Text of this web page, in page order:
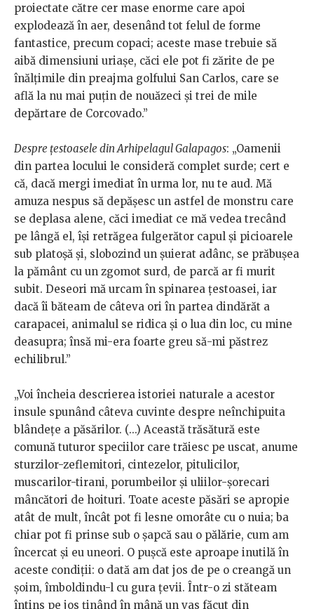
proiectate către cer mase enorme care apoi
explodează în aer, desenând tot felul de forme
fantastice, precum copaci; aceste mase trebuie să
aibă dimensiuni uriaşe, căci ele pot fi zărite de pe
înălțimile din preajma golfului San Carlos, care se
află la nu mai puțin de nouăzeci și trei de mile
depărtare de Corcovado.”
Despre țestoasele din Arhipelagul Galapagos: „Oamenii
din partea locului le consideră complet surde; cert e
că, dacă mergi imediat în urma lor, nu te aud. Mă
amuza nespus să depăşesc un astfel de monstru care
se deplasa alene, căci imediat ce mă vedea trecând
pe lângă el, îşi retrăgea fulgerător capul și picioarele
sub platoşă şi, slobozind un şuierat adânc, se prăbușea
la pământ cu un zgomot surd, de parcă ar fi murit
subit. Deseori mă urcam în spinarea ţestoasei, iar
dacă îi băteam de câteva ori în partea dindărăt a
carapacei, animalul se ridica și o lua din loc, cu mine
deasupra; însă mi-era foarte greu să-mi păstrez
echilibrul.”
„Voi încheia descrierea istoriei naturale a acestor
insule spunând câteva cuvinte despre neînchipuita
blândeţe a păsărilor. (...) Această trăsătură este
comună tuturor speciilor care trăiesc pe uscat, anume
sturzilor-zeflemitori, cintezelor, pitulicilor,
muscarilor-tirani, porumbeilor și uliilor-șorecari
mâncători de hoituri. Toate aceste păsări se apropie
atât de mult, încât pot fi lesne omorâte cu o nuia; ba
chiar pot fi prinse sub o şapcă sau o pălărie, cum am
încercat și eu uneori. O pușcă este aproape inutilă în
aceste condiții: o dată am dat jos de pe o creangă un
șoim, îmboldindu-l cu gura ţevii. Într-o zi stăteam
întins pe jos ţinând în mână un vas făcut din